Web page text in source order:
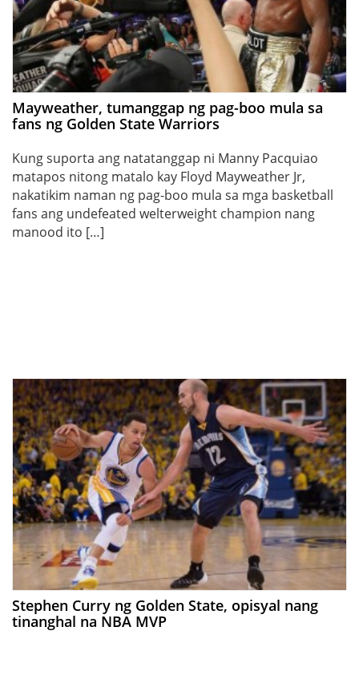
Mayweather, tumanggap ng pag-boo mula sa
fans ng Golden State Warriors
Kung suporta ang natatanggap ni Manny Pacquiao
matapos nitong matalo kay Floyd Mayweather Jr,
nakatikim naman ng pag-boo mula sa mga basketball
fans ang undefeated welterweight champion nang
manood ito […]
Stephen Curry ng Golden State, opisyal nang
tinanghal na NBA MVP